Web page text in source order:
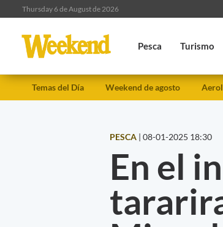
Thursday 6 de August de 2026
Pesca Turismo
Temas del Día Weekend de agosto
PESCA | 08-01-2025 18:30
En el